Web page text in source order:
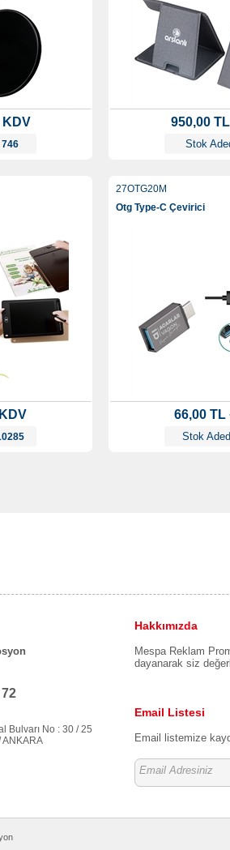
KDV
746
950,00
Stok
27OTG20M
Otg Type-C Çevirici
66,00 TL
Stok
Bulvarı No : 30 / 25
ANKARA
Hakkımızda
Mespa Reklam
dayanarak siz
Email Listesi
Email listemize